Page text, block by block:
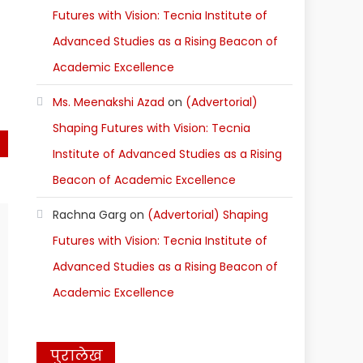
Futures with Vision: Tecnia Institute of
Advanced Studies as a Rising Beacon of
Academic Excellence
Ms. Meenakshi Azad on (Advertorial)
Shaping Futures with Vision: Tecnia
Institute of Advanced Studies as a Rising
Beacon of Academic Excellence
Rachna Garg on (Advertorial) Shaping
Futures with Vision: Tecnia Institute of
Advanced Studies as a Rising Beacon of
Academic Excellence
पुरालेख